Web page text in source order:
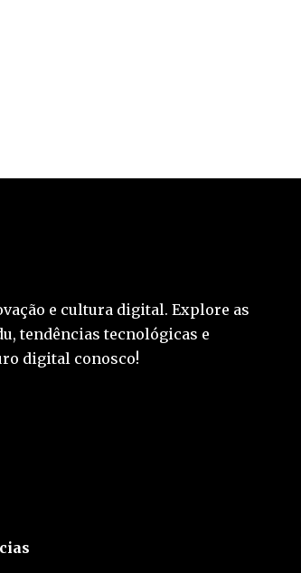
e cultura digital. Explore as
tendências tecnológicas e
digital conosco!